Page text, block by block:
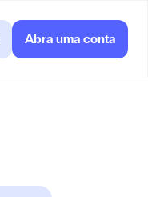
Abra uma conta